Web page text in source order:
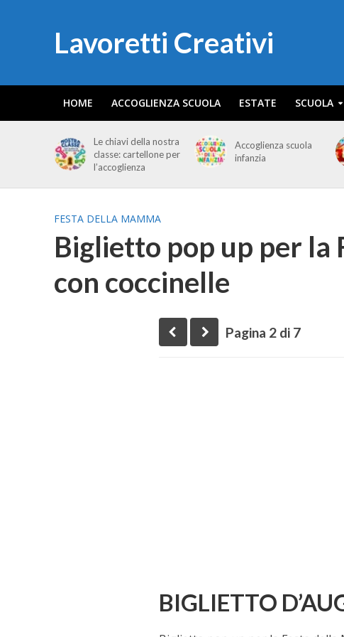
Lavoretti Creativi
HOME ACCOGLIENZA SCUOLA ESTATE SCUOLA
Le chiavi della nostra
classe: cartellone per
l’accoglienza
Accoglienza scuola
infanzia
FESTA DELLA MAMMA
Biglietto pop up per la
con coccinelle
Pagina 2 di 7
BIGLIETTO